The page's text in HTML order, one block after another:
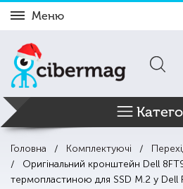
Меню
Головна Комплектуючі
Оригінальний кронштейн Dell
термопластиною для SSD M.2 у Dell